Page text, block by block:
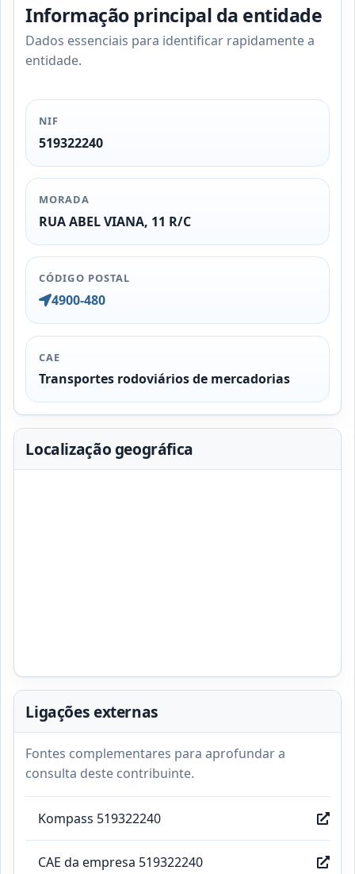
Informação principal da entidade
Dados essenciais para identificar rapidamente a
entidade.
NIF
519322240
MORADA
RUA ABEL VIANA, 11 R/C
CÓDIGO POSTAL
4900-480
CAE
Transportes rodoviários de mercadorias
Localização geográfica
Ligações externas
Fontes complementares para aprofundar a
consulta deste contribuinte.
Kompass 519322240
CAE da empresa 519322240